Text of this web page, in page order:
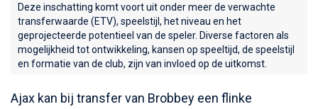
Deze inschatting komt voort uit onder meer de verwachte
transferwaarde (ETV), speelstijl, het niveau en het
geprojecteerde potentieel van de speler. Diverse factoren als
mogelijkheid tot ontwikkeling, kansen op speeltijd, de speelstijl
en formatie van de club, zijn van invloed op de uitkomst.
Ajax kan bij transfer van Brobbey een flinke